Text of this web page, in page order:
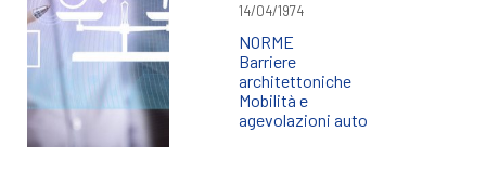
14/04/1974
NORME
Barriere
architettoniche
Mobilità e
agevolazioni auto